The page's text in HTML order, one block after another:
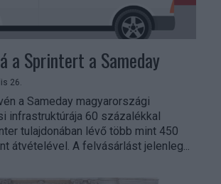
a Sprintert a Sameday
26.
a Sameday magyarországi
infrastruktúrája 60 százalékkal
tulajdonában lévő több mint 450
átvételével. A felvásárlást jelenleg...